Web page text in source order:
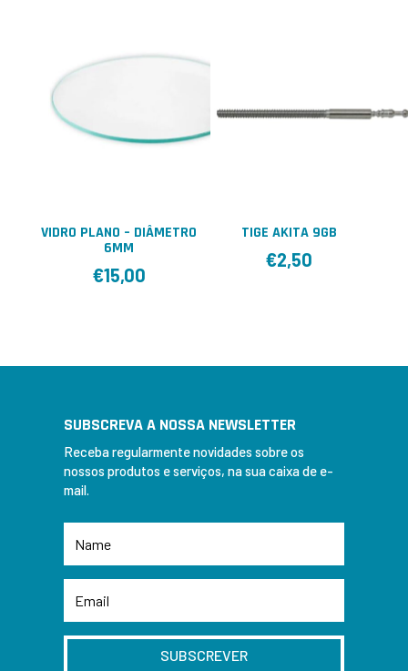
VIDRO PLANO – DIÂMETRO
6MM
€15,00
TIGE AKITA 9GB
€2,50
SUBSCREVA A NOSSA NEWSLETTER
Receba regularmente novidades sobre os
nossos produtos e serviços, na sua caixa de e-
mail.
SUBSCREVER